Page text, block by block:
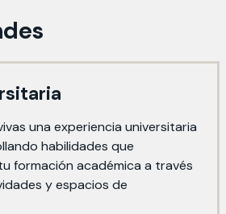
una experiencia universitaria
habilidades que
formación académica a través
y espacios de